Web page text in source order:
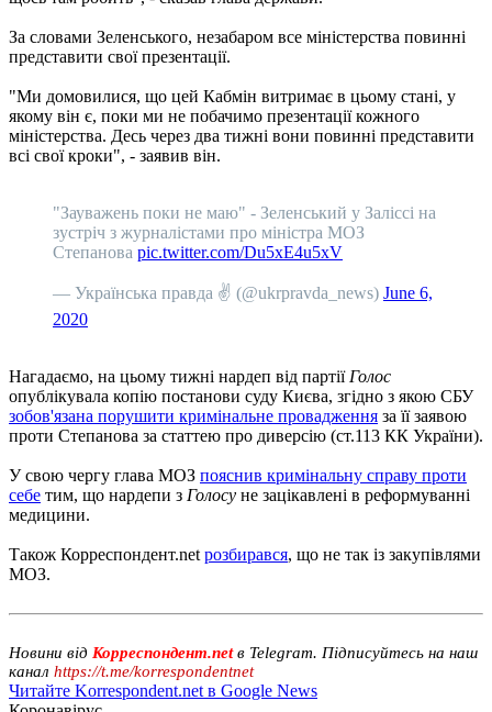
За словами Зеленського, незабаром все міністерства повинні
представити свої презентації.
"Ми домовилися, що цей Кабмін витримає в цьому стані, у
якому він є, поки ми не побачимо презентації кожного
міністерства. Десь через два тижні вони повинні представити
всі свої кроки", - заявив він.
"Зауважень поки не маю" - Зеленський у Заліссі на
зустріч з журналістами про міністра МОЗ
Степанова pic.twitter.com/Du5xE4u5xV
— Українська правда ✌️ (@ukrpravda_news) June 6,
2020
Нагадаємо, на цьому тижні нардеп від партії Голос
опублікувала копію постанови суду Києва, згідно з якою СБУ
зобов'язана порушити кримінальне провадження за її заявою
проти Степанова за статтею про диверсію (ст.113 КК України).
У свою чергу глава МОЗ пояснив кримінальну справу проти
себе тим, що нардепи з Голосу не зацікавлені в реформуванні
медицини.
Також Корреспондент.net розбирався, що не так із закупівлями
МОЗ.
Новини від Корреспондент.netв Telegram. Підписуйтесь на наш
канал https://t.me/korrespondentnet
Читайте Korrespondent.net в Google News